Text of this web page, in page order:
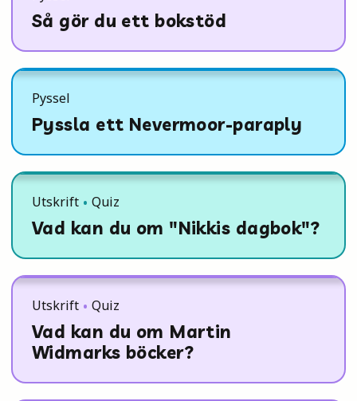
Så gör du ett bokstöd
Pyssla ett Nevermoor-paraply
Pyssel
Vad kan du om "Nikkis dagbok"?
Utskrift Quiz
Vad kan du om Martin
Widmarks böcker?
Utskrift Quiz